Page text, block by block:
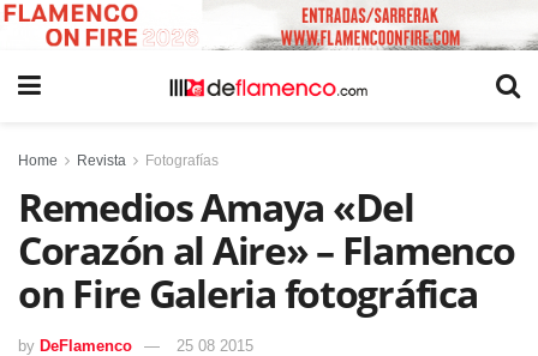
Home Revista Fotografías
Remedios Amaya «Del
Corazón al Aire» – Flamenco
on Fire Galeria fotográfica
by DeFlamenco 25 08 2015